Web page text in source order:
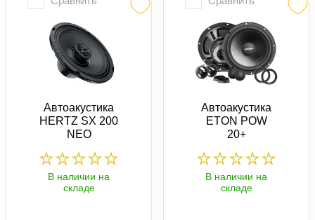
Автоакустика
HERTZ SX 200
NEO
В наличии на
складе
Автоакустика
ETON POW
20+
В наличии на
складе